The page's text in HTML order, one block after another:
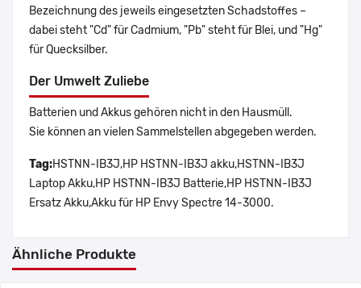
Bezeichnung des jeweils eingesetzten Schadstoffes –
dabei steht "Cd" für Cadmium, "Pb" steht für Blei, und "Hg"
für Quecksilber.
Der Umwelt Zuliebe
Batterien und Akkus gehören nicht in den Hausmüll.
Sie können an vielen Sammelstellen abgegeben werden.
Tag:HSTNN-IB3J,HP HSTNN-IB3J akku,HSTNN-IB3J
Laptop Akku,HP HSTNN-IB3J Batterie,HP HSTNN-IB3J
Ersatz Akku,Akku für HP Envy Spectre 14-3000.
Ähnliche Produkte